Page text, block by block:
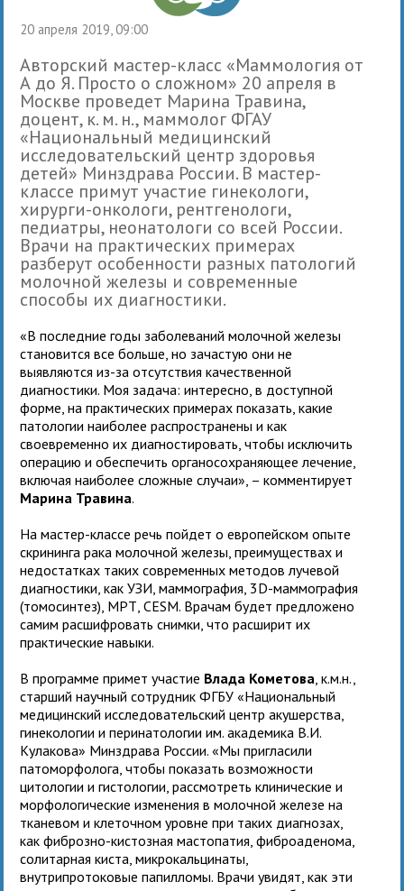
20 апреля 2019, 09:00
Авторский мастер-класс «Маммология от
А до Я. Просто о сложном» 20 апреля в
Москве проведет Марина Травина,
доцент, к. м. н., маммолог ФГАУ
«Национальный медицинский
исследовательский центр здоровья
детей» Минздрава России. В мастер-
классе примут участие гинекологи,
хирурги-онкологи, рентгенологи,
педиатры, неонатологи со всей России.
Врачи на практических примерах
разберут особенности разных патологий
молочной железы и современные
способы их диагностики.
«В последние годы заболеваний молочной железы
становится все больше, но зачастую они не
выявляются из-за отсутствия качественной
диагностики. Моя задача: интересно, в доступной
форме, на практических примерах показать, какие
патологии наиболее распространены и как
своевременно их диагностировать, чтобы исключить
операцию и обеспечить органосохраняющее лечение,
включая наиболее сложные случаи», – комментирует
Марина Травина.
На мастер-классе речь пойдет о европейском опыте
скрининга рака молочной железы, преимуществах и
недостатках таких современных методов лучевой
диагностики, как УЗИ, маммография, 3D-маммография
(томосинтез), МРТ, CESM. Врачам будет предложено
самим расшифровать снимки, что расширит их
практические навыки.
В программе примет участие Влада Кометова , к.м.н.,
старший научный сотрудник ФГБУ «Национальный
медицинский исследовательский центр акушерства,
гинекологии и перинатологии им. академика В.И.
Кулакова» Минздрава России. «Мы пригласили
патоморфолога, чтобы показать возможности
цитологии и гистологии, рассмотреть клинические и
морфологические изменения в молочной железе на
тканевом и клеточном уровне при таких диагнозах,
как фиброзно-кистозная мастопатия, фиброаденома,
солитарная киста, микрокальцинаты,
внутрипротоковые папилломы. Врачи увидят, как эти